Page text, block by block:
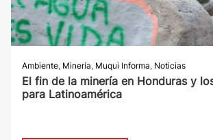
Ambiente, Minería, Muqui Informa, Noticias
El fin de la minería en Honduras y
para Latinoamérica